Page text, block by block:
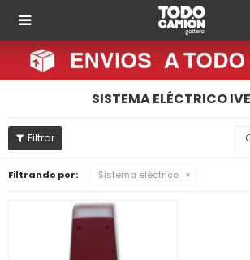

SISTEMA ELÉCTRICO
Filtrando por: Sistema eléctrico